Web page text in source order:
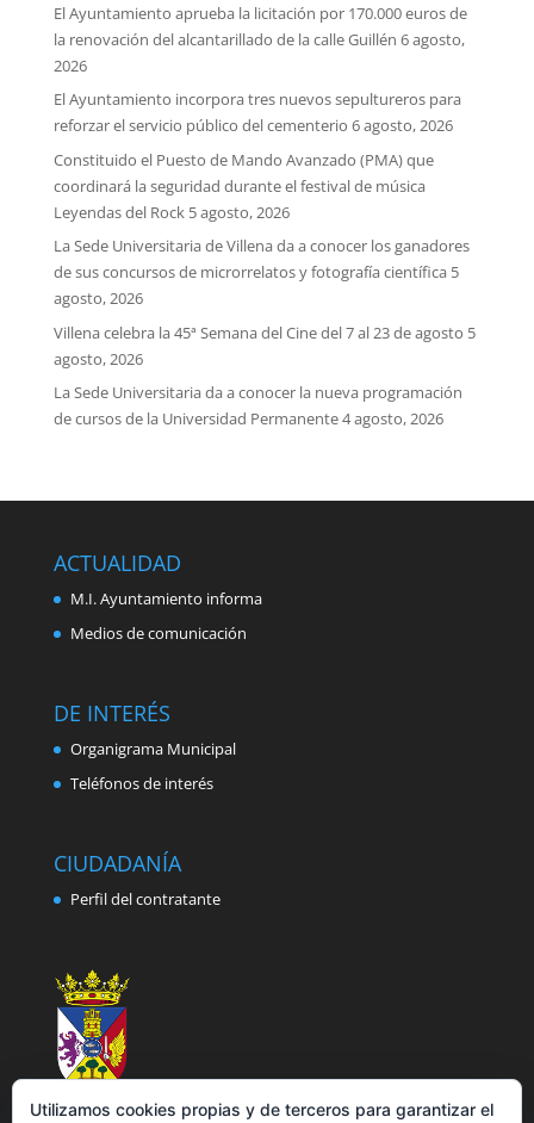
El Ayuntamiento aprueba la licitación por 170.000 euros de
la renovación del alcantarillado de la calle Guillén 6 agosto,
2026
El Ayuntamiento incorpora tres nuevos sepultureros para
reforzar el servicio público del cementerio 6 agosto, 2026
Constituido el Puesto de Mando Avanzado (PMA) que
coordinará la seguridad durante el festival de música
Leyendas del Rock 5 agosto, 2026
La Sede Universitaria de Villena da a conocer los ganadores
de sus concursos de microrrelatos y fotografía científica 5
agosto, 2026
Villena celebra la 45ª Semana del Cine del 7 al 23 de agosto 5
agosto, 2026
La Sede Universitaria da a conocer la nueva programación
de cursos de la Universidad Permanente4 agosto, 2026
ACTUALIDAD
M.I. Ayuntamiento informa
Medios de comunicación
DE INTERÉS
Organigrama Municipal
Teléfonos de interés
CIUDADANÍA
Perfil del contratante
Utilizamos cookies propias y de terceros para garantizar el